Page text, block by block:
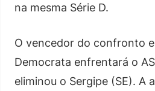
na mesma Série D.
O vencedor do confronto
Democrata enfrentará o
eliminou o Sergipe (SE). A